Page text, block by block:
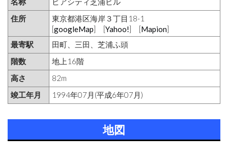
住所
東京都港区海岸３丁目18-1
[googleMap] [Yahoo!] [Mapion]
最寄駅
田町、三田、芝浦ふ頭
階数
地上16階
高さ
82m
竣工年月
1994年07月(平成6年07月)
地図